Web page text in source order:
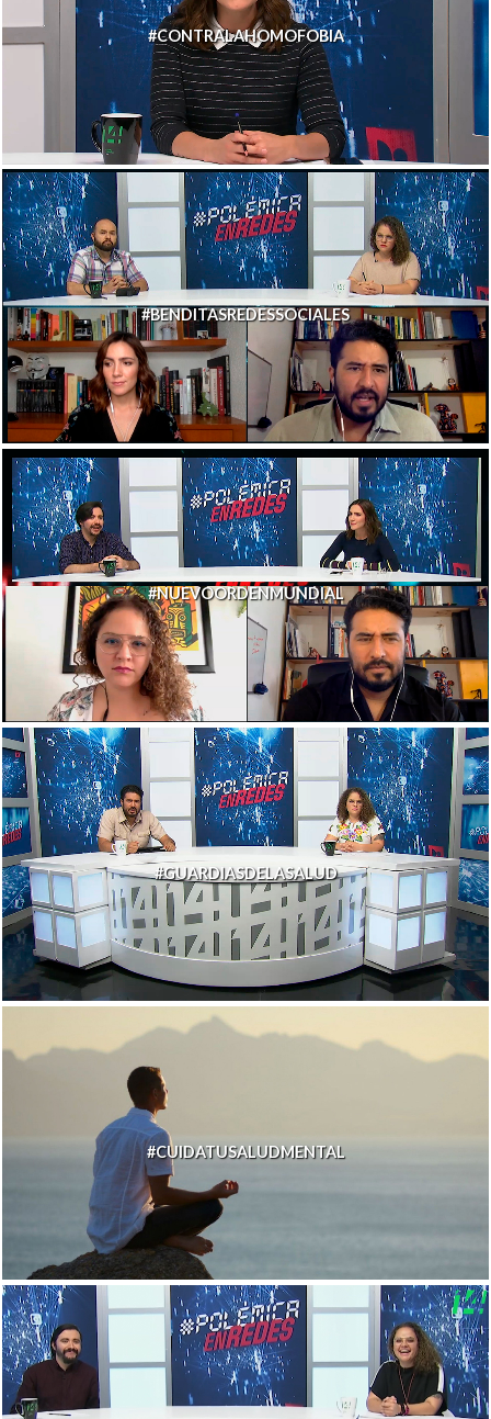
#CONTRALAHOMOFOBIA
#BENDITASREDESSOCIALES
#NUEVOORDENMUNDIAL
#GUARDIASDELASALUD
#CUIDATUSALUDMENTAL